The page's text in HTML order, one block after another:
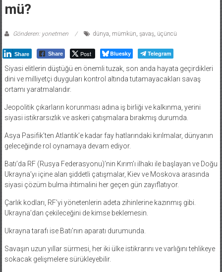
mü?
Gönderen: yonetmen dünya, mümkün, şavaş, üçüncü
Share Share Post Bluesky Telegram
Siyasi elitlerin düştüğü en önemli tuzak, son anda hayata geçirdikleri
dini ve milliyetçi duyguları kontrol altında tutamayacakları savaş
ortamı yaratmalarıdır.
Jeopolitik çıkarların korunması adına iş birliği ve kalkınma, yerini
siyasi istikrarsızlık ve askeri çatışmalara bırakmış durumda.
Asya Pasifik’ten Atlantik’e kadar fay hatlarındaki kırılmalar, dünyanın
geleceğinde rol oynamaya devam ediyor.
Batı’da RF (Rusya Federasyonu)’nin Kırım’ı ilhakı ile başlayan ve Doğu
Ukrayna’yı içine alan şiddetli çatışmalar, Kiev ve Moskova arasında
siyasi çözüm bulma ihtimalini her geçen gün zayıflatıyor.
Çarlık kodları, RF’yi yönetenlerin adeta zihinlerine kazınmış gibi.
Ukrayna’dan çekileceğini de kimse beklemesin.
Ukrayna tarafı ise Batı’nın aparatı durumunda.
Savaşın uzun yıllar sürmesi, her iki ülke istikrarını ve varlığını tehlikeye
sokacak gelişmelere sürükleyebilir.